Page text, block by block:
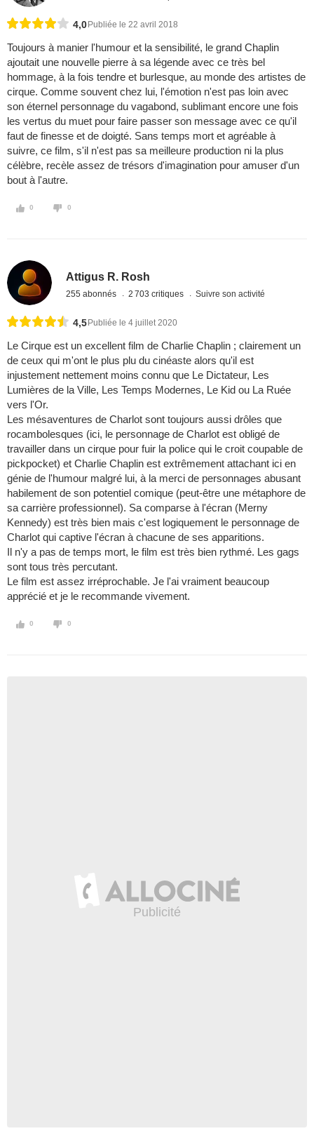
4,0 Publiée le 22 avril 2018
Toujours à manier l'humour et la sensibilité, le grand Chaplin
ajoutait une nouvelle pierre à sa légende avec ce très bel
hommage, à la fois tendre et burlesque, au monde des artistes de
cirque. Comme souvent chez lui, l'émotion n'est pas loin avec
son éternel personnage du vagabond, sublimant encore une fois
les vertus du muet pour faire passer son message avec ce qu'il
faut de finesse et de doigté. Sans temps mort et agréable à
suivre, ce film, s'il n'est pas sa meilleure production ni la plus
célèbre, recèle assez de trésors d'imagination pour amuser d'un
bout à l'autre.
0 0
Attigus R. Rosh
255 abonnés 2 703 critiques Suivre son activité
4,5 Publiée le 4 juillet 2020
Le Cirque est un excellent film de Charlie Chaplin ; clairement un
de ceux qui m'ont le plus plu du cinéaste alors qu'il est
injustement nettement moins connu que Le Dictateur, Les
Lumières de la Ville, Les Temps Modernes, Le Kid ou La Ruée
vers l'Or.
Les mésaventures de Charlot sont toujours aussi drôles que
rocambolesques (ici, le personnage de Charlot est obligé de
travailler dans un cirque pour fuir la police qui le croit coupable de
pickpocket) et Charlie Chaplin est extrêmement attachant ici en
génie de l'humour malgré lui, à la merci de personnages abusant
habilement de son potentiel comique (peut-être une métaphore de
sa carrière professionnel). Sa comparse à l'écran (Merny
Kennedy) est très bien mais c'est logiquement le personnage de
Charlot qui captive l'écran à chacune de ses apparitions.
Il n'y a pas de temps mort, le film est très bien rythmé. Les gags
sont tous très percutant.
Le film est assez irréprochable. Je l'ai vraiment beaucoup
apprécié et je le recommande vivement.
0 0